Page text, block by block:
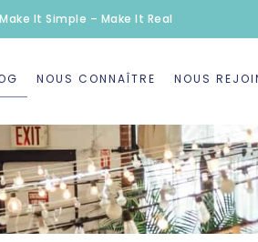
It Simple – Make It Real
NOUS CONNAÎTRE NOUS